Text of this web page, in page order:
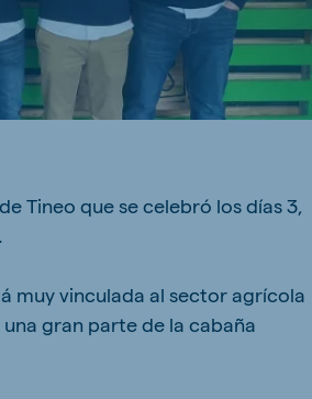
Tineo que se celebró los días 3,
muy vinculada al sector agrícola
gran parte de la cabaña